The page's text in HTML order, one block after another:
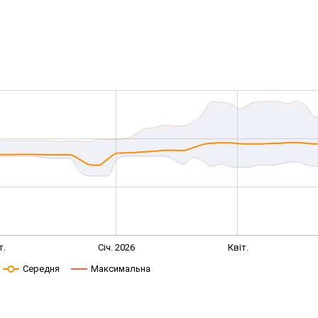
Січ. 2026 Квіт.
Середня Максимальна